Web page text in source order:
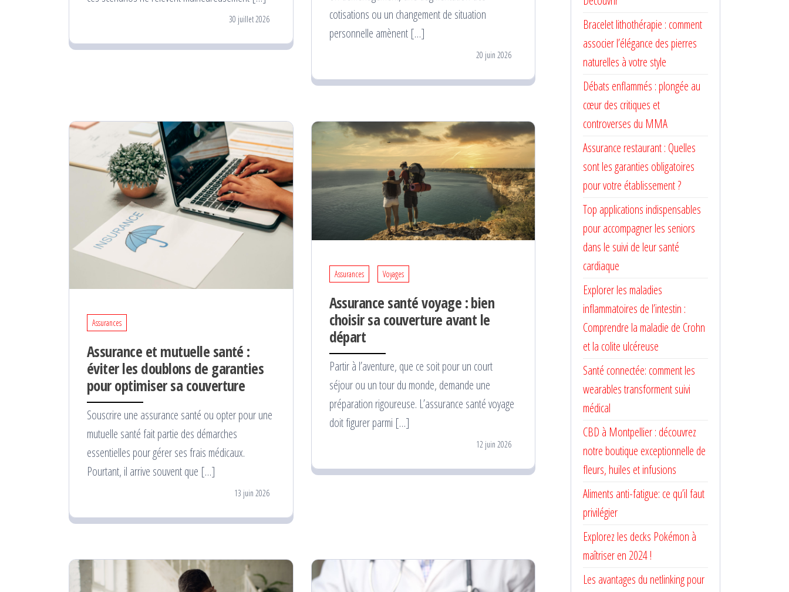
30 juillet 2026
cotisations ou un changement de situation
personnelle amènent […]
20 juin 2026
Assurances
Assurance et mutuelle santé :
éviter les doublons de garanties
pour optimiser sa couverture
Souscrire une assurance santé ou opter pour une
mutuelle santé fait partie des démarches
essentielles pour gérer ses frais médicaux.
Pourtant, il arrive souvent que […]
13 juin 2026
Assurances Voyages
Assurance santé voyage : bien
choisir sa couverture avant le
départ
Partir à l’aventure, que ce soit pour un court
séjour ou un tour du monde, demande une
préparation rigoureuse. L’assurance santé voyage
doit figurer parmi […]
12 juin 2026
Bracelet lithothérapie : comment
associer l’élégance des pierres
naturelles à votre style
Débats enflammés : plongée au
cœur des critiques et
controverses du MMA
Assurance restaurant : Quelles
sont les garanties obligatoires
pour votre établissement ?
Top applications indispensables
pour accompagner les seniors
dans le suivi de leur santé
cardiaque
Explorer les maladies
inflammatoires de l’intestin :
Comprendre la maladie de Crohn
et la colite ulcéreuse
Santé connectée: comment les
wearables transforment suivi
médical
CBD à Montpellier : découvrez
notre boutique exceptionnelle de
fleurs, huiles et infusions
Aliments anti-fatigue: ce qu’il faut
privilégier
Explorez les decks Pokémon à
maîtriser en 2024 !
Les avantages du netlinking pour